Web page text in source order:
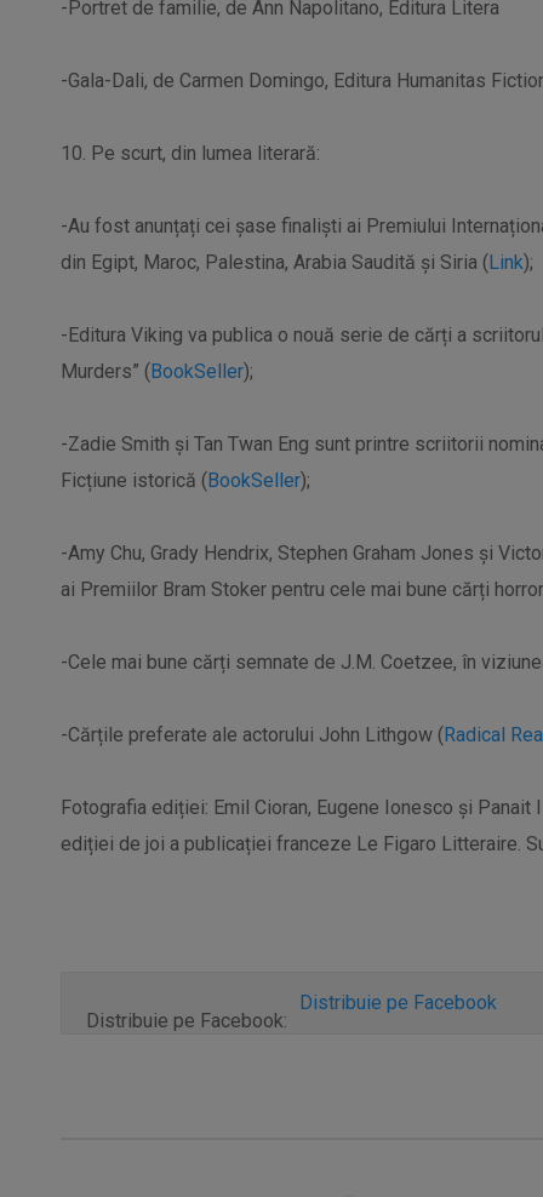
-Portret de familie, de Ann Napolitano, Editura Litera
-Gala-Dali, de Carmen Domingo, Editura Humanitas
10. Pe scurt, din lumea literară:
-Au fost anunțați cei șase finaliști ai Premiului
din Egipt, Maroc, Palestina, Arabia Saudită și Siria (Link);
-Editura Viking va publica o nouă serie de cărți a
Murders” (BookSeller);
-Zadie Smith și Tan Twan Eng sunt printre scriitorii
Ficțiune istorică (BookSeller);
-Amy Chu, Grady Hendrix, Stephen Graham Jones și
ai Premiilor Bram Stoker pentru cele mai bune cărți
-Cele mai bune cărți semnate de J.M. Coetzee, în
-Cărțile preferate ale actorului John Lithgow (Radical
Fotografia ediției: Emil Cioran, Eugene Ionesco și
ediției de joi a publicației franceze Le Figaro Litteraire.
Distribuie pe Facebook:
Distribuie pe Facebook